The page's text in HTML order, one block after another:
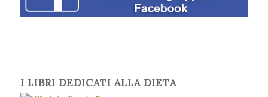
I LIBRI DEDICATI ALLA DIETA